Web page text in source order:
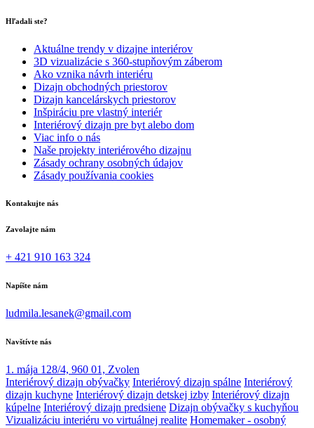
Hľadali ste?
Aktuálne trendy v dizajne interiérov
3D vizualizácie s 360-stupňovým záberom
Ako vznika návrh interiéru
Dizajn obchodných priestorov
Dizajn kancelárskych priestorov
Inšpiráciu pre vlastný interiér
Interiérový dizajn pre byt alebo dom
Viac info o nás
Naše projekty interiérového dizajnu
Zásady ochrany osobných údajov
Zásady používania cookies
Kontakujte nás
Zavolajte nám
+ 421 910 163 324
Napíšte nám
ludmila.lesanek@gmail.com
Navštívte nás
1. mája 128/4, 960 01, Zvolen
Interiérový dizajn obývačky Interiérový dizajn spálne Interiérový
dizajn kuchyne Interiérový dizajn detskej izby Interiérový dizajn
kúpelne Interiérový dizajn predsiene Dizajn obývačky s kuchyňou
Vizualizáciu interiéru vo virtuálnej realite Homemaker - osobný